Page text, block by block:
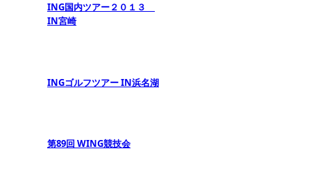
ING国内ツアー２０１３
IN宮崎
INGゴルフツアー IN浜名湖
第89回 WING競技会